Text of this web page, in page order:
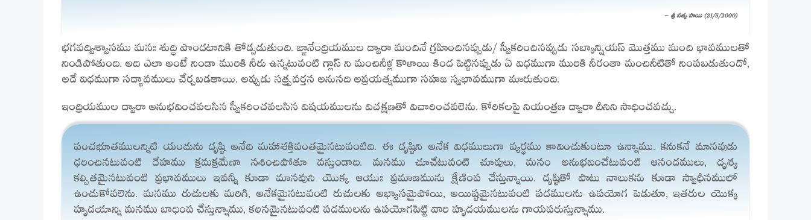
– శ్రీ సత్య సాయి (21/5/2000)
భగవద్విశ్వాసము మనః శుద్ధి పొందటానికి తోడ్పడుతుంది. జ్ఞానేంద్రియముల ద్వారా మంచినే గ్రహించినప్పుడు/ స్వీకరించినప్పుడు సబ్కాన్షియస్ మొత్తము మంచి భావములతో
నిండిపోతుంది. అది ఎలా అంటే నిండా మురికి నీరు ఉన్నటువంటి గ్లాస్ ని మంచినీళ్ల కొళాయి కింద పెట్టినప్పుడు ఏ విధముగా మురికి నీరంతా మంచినీటితో నింపబడుతుందో,
అదే విధముగా సద్భావములు చేర్చబడతాయి. అప్పుడు సత్ప్రవర్తన అనునది అప్రయత్నముగా సహజ స్వభావముగా మారుతుంది.
ఇంద్రియముల ద్వారా అనుభవించవలసిన స్వీకరించవలసిన విషయములను విచక్షణతో విచారించవలెను. కోరికలపై నియంత్రణ ద్వారా దీనిని సాధించవచ్చు.
పంచభూతములన్నిటి యందును దృష్టి అనేది మహాశక్తివంతమైనటువంటిది. ఈ దృష్టిని అనేక విధములుగా వ్యర్థము కావించుకుంటూ ఉన్నాము. కనుకనే మానవుడు
ధరించినటువంటి దేహము క్రమక్రమేణా నశించిపోతూ వస్తుండాది. మనము చూచేటువంటి చూపులు, మనం అనుభవించేటువంటి ఆనందములు, దృశ్య
కల్పితమైనటువంటి ప్రభావములు ఇవన్నీ కూడా మానవుని యొక్క ఆయుః ప్రమాణమును క్షీణింప చేస్తున్నాయి. దృష్టితో పాటు నాలుకను కూడా స్వాధీనములో
ఉంచుకోవలెను. మనము రుచులకు మరిగి, అనేకమైనటువంటి రుచులకు అభ్యాసమైపోయి, అయిష్టమైనటువంటి పదములను ఉపయోగ పెడుతూ, ఇతరుల యొక్క
హృదయాన్ని మనము బాధింప చేస్తున్నాము, కఠినమైనటువంటి పదములను ఉపయోగపెట్టి వారి హృదయములను గాయపరుస్తున్నాము.